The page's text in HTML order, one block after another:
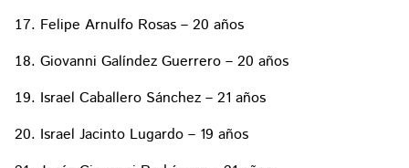
Felipe Arnulfo Rosas – 20 años
Giovanni Galíndez Guerrero – 20 años
Israel Caballero Sánchez – 21 años
Israel Jacinto Lugardo – 19 años